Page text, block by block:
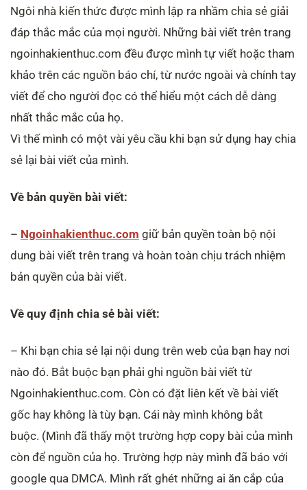
Ngôi nhà kiến thức được mình lập ra nhầm chia sẻ giải
đáp thắc mắc của mọi người. Những bài viết trên trang
ngoinhakienthuc.com đều được mình tự viết hoặc tham
khảo trên các nguồn báo chí, từ nước ngoài và chính tay
viết để cho người đọc có thể hiểu một cách dễ dàng
nhất thắc mắc của họ.
Vì thế mình có một vài yêu cầu khi bạn sử dụng hay chia
sẻ lại bài viết của mình.
Về bản quyền bài viết:
– Ngoinhakienthuc.com giữ bản quyền toàn bộ nội
dung bài viết trên trang và hoàn toàn chịu trách nhiệm
bản quyền của bài viết.
Về quy định chia sẻ bài viết:
– Khi bạn chia sẻ lại nội dung trên web của bạn hay nơi
nào đó. Bắt buộc bạn phải ghi nguồn bài viết từ
Ngoinhakienthuc.com. Còn có đặt liên kết về bài viết
gốc hay không là tùy bạn. Cái này mình không bắt
buộc. (Mình đã thấy một trường hợp copy bài của mình
còn để nguồn của họ. Trường hợp này mình đã báo với
google qua DMCA. Mình rất ghét những ai ăn cắp của